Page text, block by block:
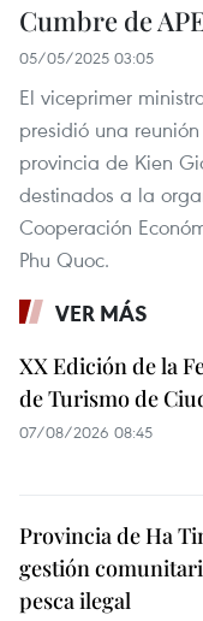
Cumbre de
05/05/2025 03:05
El viceprimer
presidió una
provincia de Kien
destinados a la
Cooperación
Phu Quoc.
VER MÁS
XX Edición de la
de Turismo de
07/08/2026 08:45
Provincia de Ha
gestión
pesca ilegal